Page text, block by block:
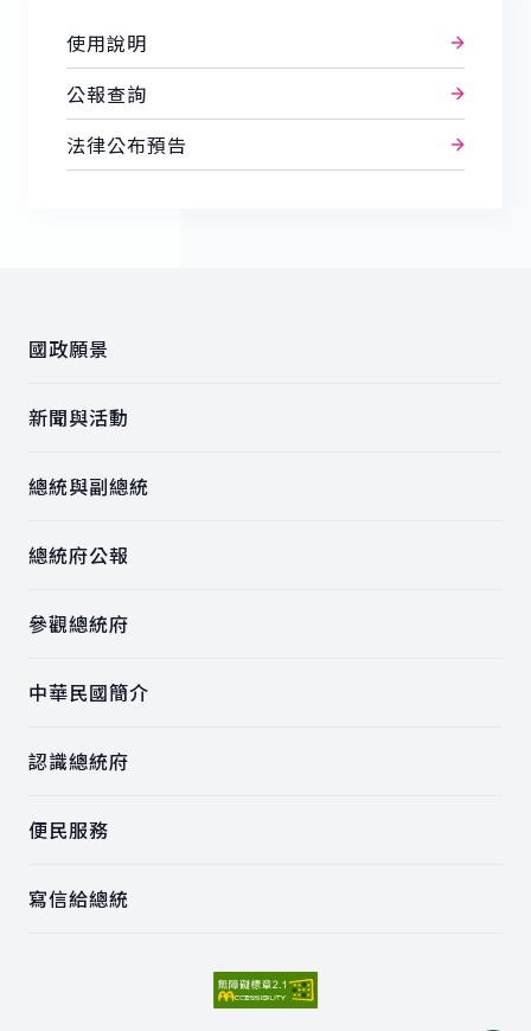
使用說明
公報查詢
法律公布預告
國政願景
新聞與活動
總統與副總統
總統府公報
參觀總統府
中華民國簡介
認識總統府
便民服務
寫信給總統